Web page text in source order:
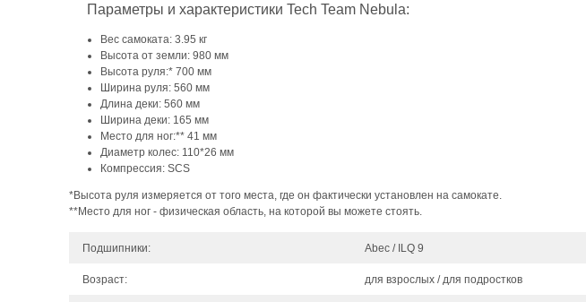
Параметры и характеристики Tech Team Nebula:
Вес самоката: 3.95 кг
Высота от земли: 980 мм
Высота руля:* 700 мм
Ширина руля: 560 мм
Длина деки: 560 мм
Ширина деки: 165 мм
Место для ног:** 41 мм
Диаметр колес: 110*26 мм
Компрессия: SCS
*Высота руля измеряется от того места, где он фактически установлен на самокате.
**Место для ног - физическая область, на которой вы можете стоять.
Подшипники: Аbec / ILQ 9
Возраст: для взрослых / для подростков